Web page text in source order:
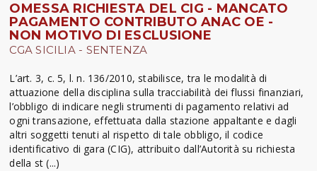
OMESSA RICHIESTA DEL CIG - MANCATO
PAGAMENTO CONTRIBUTO ANAC OE -
NON MOTIVO DI ESCLUSIONE
CGA SICILIA - SENTENZA
L’art. 3, c. 5, l. n. 136/2010, stabilisce, tra le modalità di
attuazione della disciplina sulla tracciabilità dei flussi finanziari,
l’obbligo di indicare negli strumenti di pagamento relativi ad
ogni transazione, effettuata dalla stazione appaltante e dagli
altri soggetti tenuti al rispetto di tale obbligo, il codice
identificativo di gara (CIG), attribuito dall’Autorità su richiesta
della st (...)